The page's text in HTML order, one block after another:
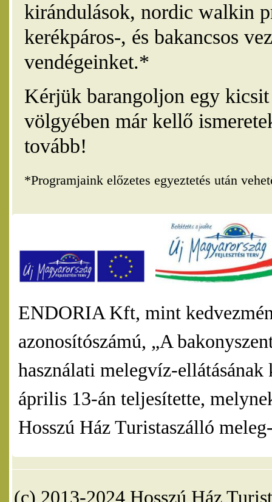
kirándulások, nordic walkin
kerékpáros-, és bakancsos
vendégeinket.*
Kérjük barangoljon egy
völgyében már kellő
tovább!
*Programjaink előzetes egyeztetés után
ENDORIA Kft, mint
azonosítószámú, „A
használati melegvíz-
április 13-án teljesítette,
Hosszú Ház Turistaszálló
(c) 2013-2024 Hosszú Ház